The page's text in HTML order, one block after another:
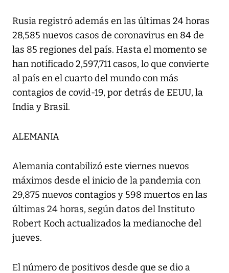
Rusia registró además en las últimas 24 horas
28,585 nuevos casos de coronavirus en 84 de
las 85 regiones del país. Hasta el momento se
han notificado 2,597,711 casos, lo que convierte
al país en el cuarto del mundo con más
contagios de covid-19, por detrás de EEUU, la
India y Brasil.
ALEMANIA
Alemania contabilizó este viernes nuevos
máximos desde el inicio de la pandemia con
29,875 nuevos contagios y 598 muertos en las
últimas 24 horas, según datos del Instituto
Robert Koch actualizados la medianoche del
jueves.
El número de positivos desde que se dio a